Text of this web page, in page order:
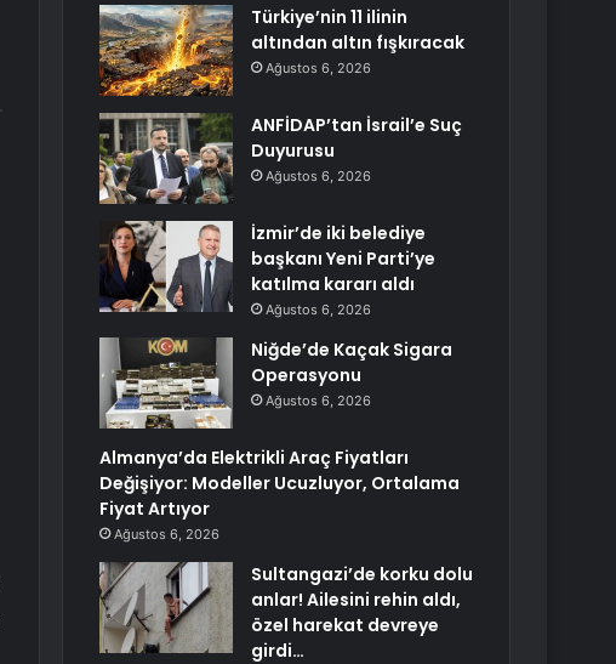
Türkiye’nin 11 ilinin
altından altın fışkıracak
Ağustos 6, 2026
ANFİDAP’tan İsrail’e Suç
Duyurusu
Ağustos 6, 2026
İzmir’de iki belediye
başkanı Yeni Parti’ye
katılma kararı aldı
Ağustos 6, 2026
Niğde’de Kaçak Sigara
Operasyonu
Ağustos 6, 2026
Almanya’da Elektrikli Araç Fiyatları
Değişiyor: Modeller Ucuzluyor, Ortalama
Fiyat Artıyor
Ağustos 6, 2026
Sultangazi’de korku dolu
anlar! Ailesini rehin aldı,
özel harekat devreye
girdi…